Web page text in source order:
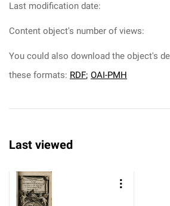
Last modification date:
Content object's number of views:
You could also download the object's
these formats: RDF; OAI-PMH
Last viewed